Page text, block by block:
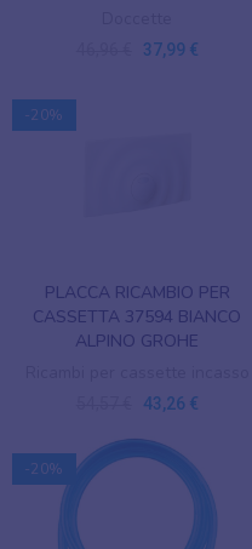
37,99 €
-20%
PLACCA RICAMBIO PER
CASSETTA 37594 BIANCO
ALPINO GROHE
43,26 €
-20%